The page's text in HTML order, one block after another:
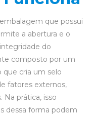
que possui
a abertura e o
do
composto por um
que cria um selo
fatores externos,
prática, isso
dessa forma podem